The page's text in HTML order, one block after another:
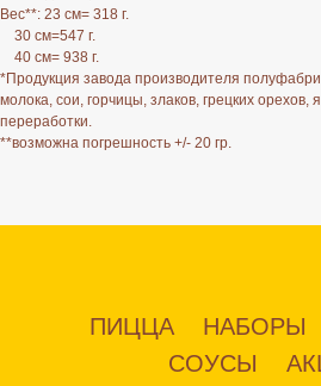
Вес**: 23 см= 318 г.
30 см=547 г.
40 см= 938 г.
*Продукция завода производителя
молока, сои, горчицы, злаков, грецких орехов,
переработки.
**возможна погрешность +/- 20 гр.
ПИЦЦА НАБОРЫ
СОУСЫ